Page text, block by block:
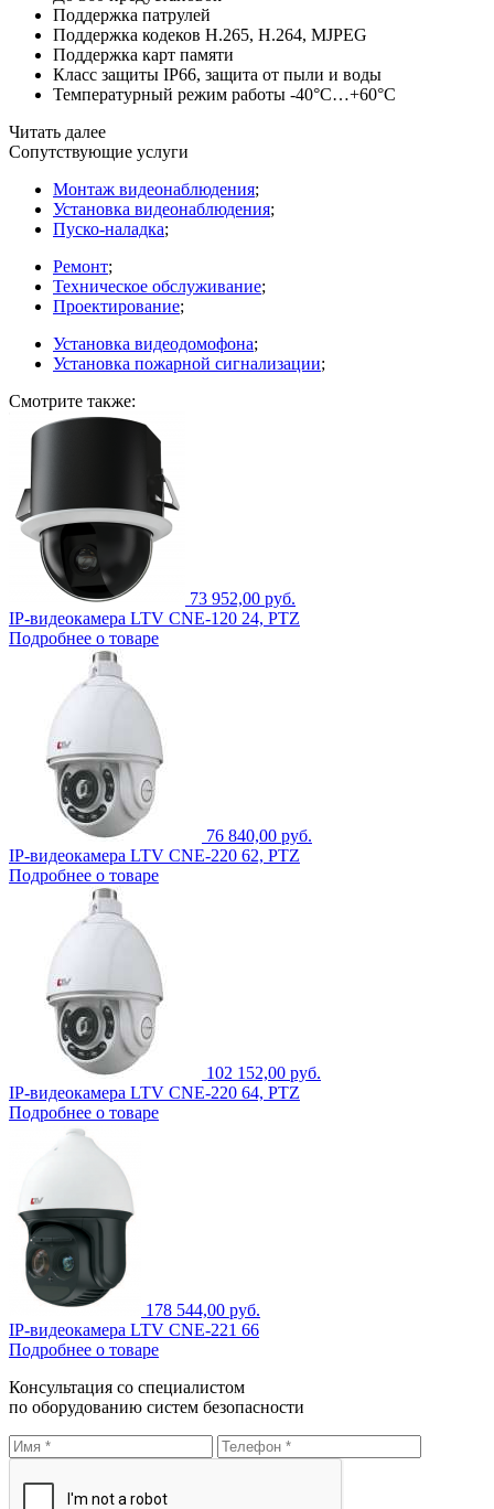
Поддержка патрулей
Поддержка кодеков H.265, H.264, MJPEG
Поддержка карт памяти
Класс защиты IP66, защита от пыли и воды
Температурный режим работы -40°C…+60°C
Читать далее
Сопутствующие услуги
Монтаж видеонаблюдения;
Установка видеонаблюдения;
Пуско-наладка;
Ремонт;
Техническое обслуживание;
Проектирование;
Установка видеодомофона;
Установка пожарной сигнализации;
Смотрите также:
73 952,00 руб.
IP-видеокамера LTV CNE-120 24, PTZ
Подробнее о товаре
76 840,00 руб.
IP-видеокамера LTV CNE-220 62, PTZ
Подробнее о товаре
102 152,00 руб.
IP-видеокамера LTV CNE-220 64, PTZ
Подробнее о товаре
178 544,00 руб.
IP-видеокамера LTV CNE-221 66
Подробнее о товаре
Консультация со специалистом
по оборудованию систем безопасности